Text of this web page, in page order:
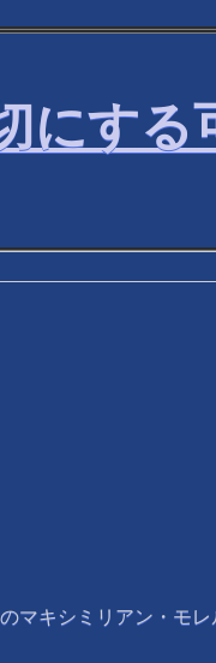
にする
キシミリアン・モレ